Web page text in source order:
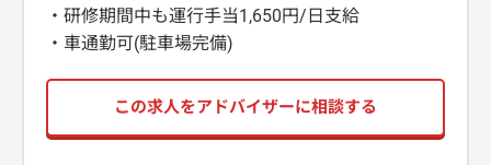
・研修期間中も運行手当1,650円/日支給
・車通勤可(駐車場完備)
この求人をアドバイザーに相談する